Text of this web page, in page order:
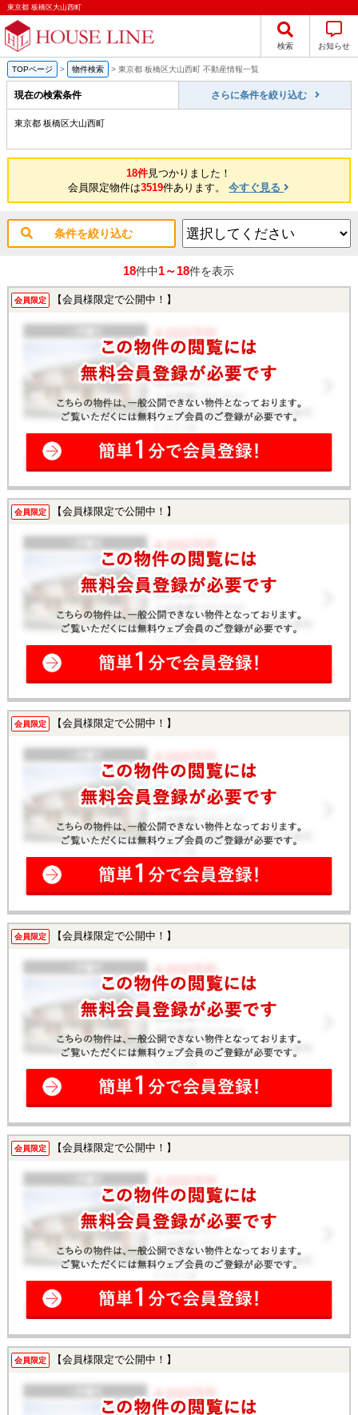
東京都 板橋区大山西町
検索 お知らせ
TOPページ > 物件検索 > 東京都 板橋区大山西町 不動産情報一覧
現在の検索条件 さらに条件を絞り込む
東京都 板橋区大山西町
18件見つかりました！
会員限定物件は3519件あります。今すぐ見る
条件を絞り込む
18件中1～18件を表示
会員限定 【会員様限定で公開中！】
会員限定 【会員様限定で公開中！】
会員限定 【会員様限定で公開中！】
会員限定 【会員様限定で公開中！】
会員限定 【会員様限定で公開中！】
会員限定 【会員様限定で公開中！】